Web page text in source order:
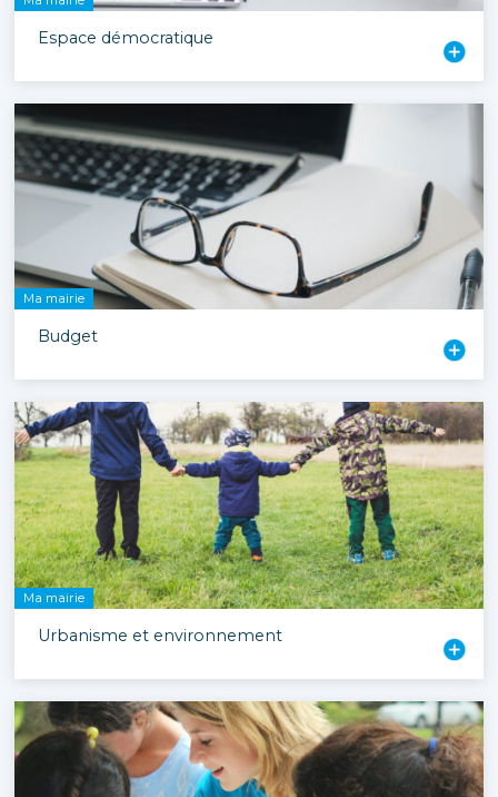
Espace démocratique
Ma mairie
Budget
Ma mairie
Urbanisme et environnement